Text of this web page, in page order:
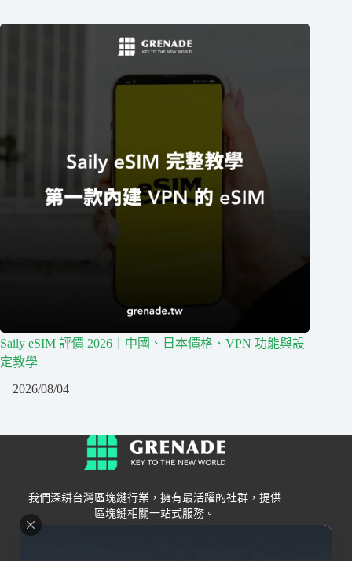
Saily eSIM 評價 2026｜中國、日本價格、VPN 功能與設
定教學
2026/08/04
我們深耕台灣區塊鏈行業，擁有最活躍的社群，提供
區塊鏈相關一站式服務。